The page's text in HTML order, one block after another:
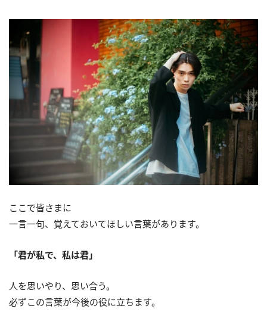
ここで皆さまに
一言一句、覚えておいてほしい言葉があります。
「君が私で、私は君」
人を思いやり、思い合う。
必ずこの言葉が今後の役に立ちます。